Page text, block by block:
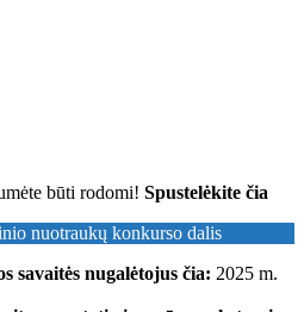
būti rodomi! Spustelėkite čia
nuotraukų konkurso dalis
savaitės nugalėtojus čia: 2025 m.